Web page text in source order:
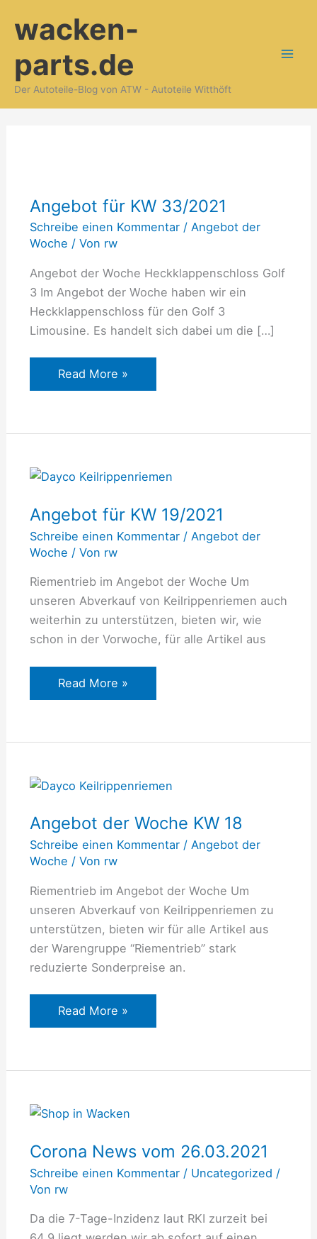
Inhaltwacken-
parts.de
Der Autoteile-Blog von ATW - Autoteile Witthöft
Angebot für KW 33/2021
Schreibe einen Kommentar / Angebot der
Woche / Von rw
Angebot der Woche Heckklappenschloss Golf
3 Im Angebot der Woche haben wir ein
Heckklappenschloss für den Golf 3
Limousine. Es handelt sich dabei um die […]
KW
33/2021
Read More »
Angebot für KW 19/2021
Schreibe einen Kommentar / Angebot der
Woche / Von rw
Riementrieb im Angebot der Woche Um
unseren Abverkauf von Keilrippenriemen auch
weiterhin zu unterstützen, bieten wir, wie
schon in der Vorwoche, für alle Artikel aus
Angebot
KW
19/2021
Read More »
Angebot der Woche KW 18
Schreibe einen Kommentar / Angebot der
Woche / Von rw
Riementrieb im Angebot der Woche Um
unseren Abverkauf von Keilrippenriemen zu
unterstützen, bieten wir für alle Artikel aus
der Warengruppe “Riementrieb” stark
reduzierte Sonderpreise an.
Angebot
Woche
KW
18
Read More »
Corona News vom 26.03.2021
Schreibe einen Kommentar / Uncategorized /
Von rw
Da die 7-Tage-Inzidenz laut RKI zurzeit bei
Corona
vom
26.03.2021